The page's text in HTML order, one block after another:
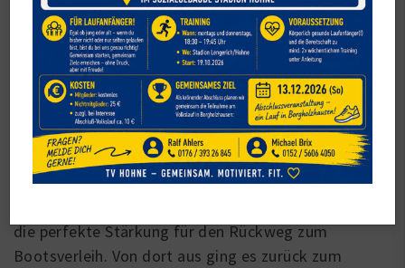
Unser diesjähriges Biwak startete am 30. Mai um 12
Uhr bei bestem Wetter. Mit dem Bus ging es
zunächst nach Rheine, wo eine gesellige Kanufahrt
auf der Ems auf dem Programm stand. Nach einer
kurzen Einweisung teilte sich die Gruppe auf zwei
große Kanus auf und das Paddeln konnte beginnen.
Während der Fahrt genossen alle die idyllische Natur
und beobachteten Kühe, Gänse und Enten am Ufer.
die perfekte Stärkung für den Rückweg zum
Bootsverleih. Von dort aus ging es zurück zum